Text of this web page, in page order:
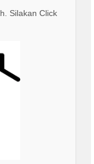
Silakan Click